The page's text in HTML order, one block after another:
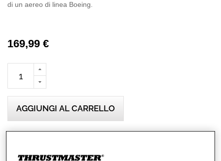
di un aereo di linea Boeing.
169,99 €
AGGIUNGI AL CARRELLO